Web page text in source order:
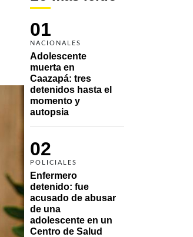
01
NACIONALES
Adolescente
muerta en
Caazapá: tres
detenidos hasta el
momento y
autopsia
02
POLICIALES
Enfermero
detenido: fue
acusado de abusar
de una
adolescente en un
Centro de Salud